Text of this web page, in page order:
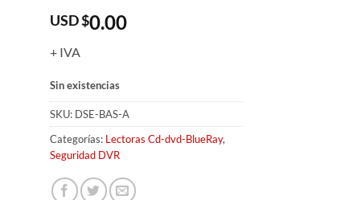
USD $0.00
+ IVA
Sin existencias
SKU: DSE-BAS-A
Categorías: Lectoras Cd-dvd-BlueRay,
Seguridad DVR